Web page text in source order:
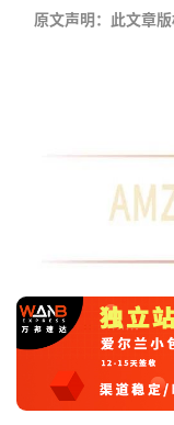
原文声明：此文章